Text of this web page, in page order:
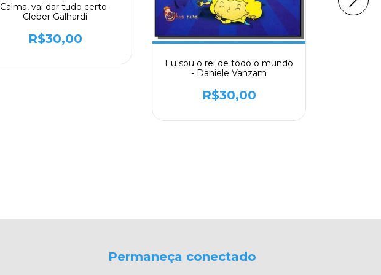
Calma, vai dar tudo certo-
Cleber Galhardi
R$30,00
Eu sou o rei de todo o mundo
- Daniele Vanzam
R$30,00
A
Permaneça conectado